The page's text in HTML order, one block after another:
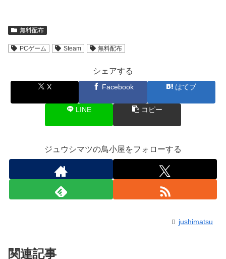
無料配布
PCゲーム Steam 無料配布
シェアする
X Facebook はてブ
LINE コピー
ジュウシマツの鳥小屋をフォローする
jushimatsu
関連記事